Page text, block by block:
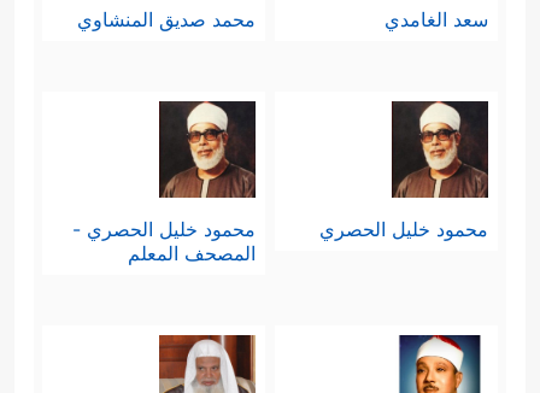
سعد الغامدي محمد صديق المنشاوي
محمود خليل الحصري
محمود خليل الحصري -
المصحف المعلم